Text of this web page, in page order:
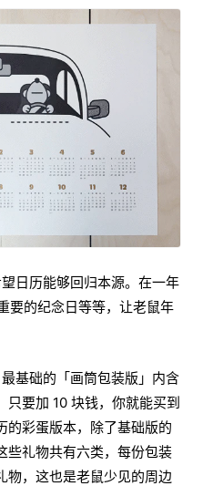
日历能够回归本源。在一年
要的纪念日等等，让老鼠年
基础的「画筒包装版」内含
只要加 10 块钱，你就能买到
的彩蛋版本，除了基础版的
些礼物共有六类，每份包装
物，这也是老鼠少见的周边